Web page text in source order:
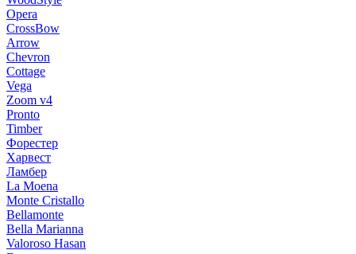
Opera
CrossBow
Arrow
Chevron
Cottage
Vega
Zoom v4
Pronto
Timber
Форестер
Харвест
Ламбер
La Moena
Monte Cristallo
Bellamonte
Bella Marianna
Valoroso Hasan